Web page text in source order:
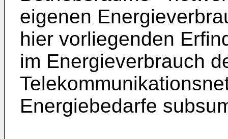
eigenen
hier vorliegenden
im Energieverbrauch
Energiebedarfe